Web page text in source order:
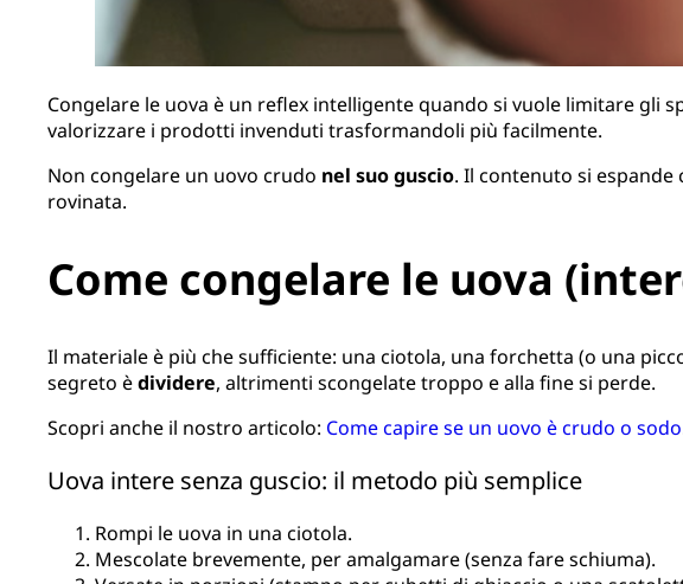
Congelare le uova è un reflex intelligente quando si vuole limitare gli
valorizzare i prodotti invenduti trasformandoli più facilmente.
Non congelare un uovo crudo nel suo guscio. Il contenuto si
rovinata.
Come congelare le uova
Il materiale è più che sufficiente: una ciotola, una forchetta (o una
segreto èdividere, altrimenti scongelate troppo e alla fine si perde.
Scopri anche il nostro articolo: Come capire se un uovo è crudo o sodo
Uova intere senza guscio: il metodo più semplice
Rompi le uova in una ciotola.
Mescolate brevemente, per amalgamare (senza fare schiuma).